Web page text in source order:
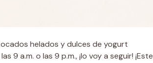
helados y dulces de yogurt
9 a.m. o las 9 p.m., ¡lo voy a seguir! ¡Este